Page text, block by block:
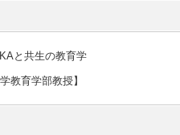
と共生の教育学
教育学部教授】